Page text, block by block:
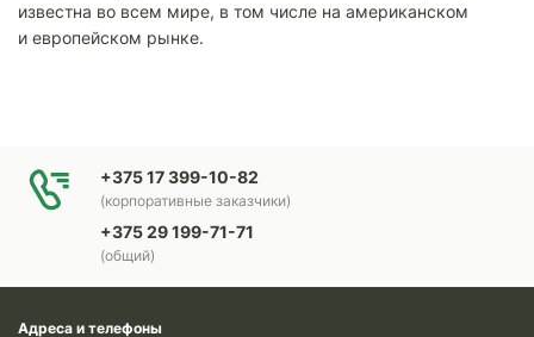
известна во всем мире, в том числе на американском
и европейском рынке.
+375 17 399-10-82
(корпоративные заказчики)
+375 29 199-71-71
(общий)
Адреса и телефоны